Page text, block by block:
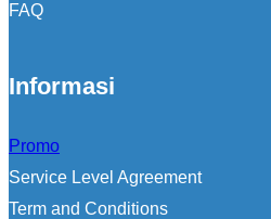
FAQ
Informasi
Promo
Service Level Agreement
Term and Conditions